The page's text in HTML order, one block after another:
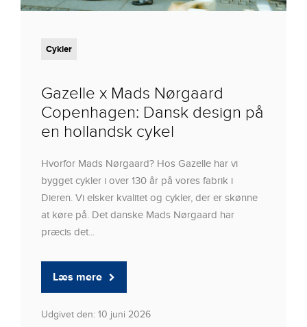
Cykler
Gazelle x Mads Nørgaard
Copenhagen: Dansk design på
en hollandsk cykel
Hvorfor Mads Nørgaard? Hos Gazelle har vi
bygget cykler i over 130 år på vores fabrik i
Dieren. Vi elsker kvalitet og cykler, der er skønne
at køre på. Det danske Mads Nørgaard har
præcis det...
Læs mere
Udgivet den: 10 juni 2026